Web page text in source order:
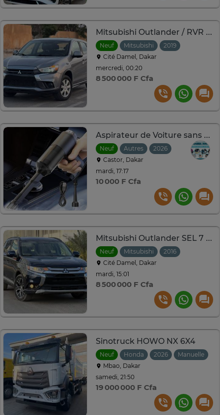
Mitsubishi Outlander / RVR 2019 essence 2.0L
Neuf Mitsubishi 2019
Cité Damel, Dakar
mercredi, 00:20
8 500 000 F Cfa
Aspirateur de Voiture sans Fil, Multifonctionnel 2 en 1
Neuf Autres
2026
Castor, Dakar
mardi, 17:17
10 000 F Cfa
Mitsubishi Outlander SEL 7 places 4 cylindres
Neuf Mitsubishi 2016
Cité Damel, Dakar
mardi, 15:01
8 500 000 F Cfa
Sinotruck HOWO NX 6X4
Neuf Honda 2026
Manuelle
Mbao, Dakar
samedi, 21:50
19 000 000 F Cfa